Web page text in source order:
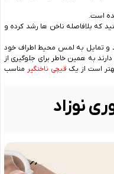
است.
که بلافاصله ناخن‌ ها رشد کرده و
و تمایل به لمس محیط اطراف خود
به همین خاطر برای جلوگیری از
است از یک قیچی ناخنگیر مناسب
نوزاد